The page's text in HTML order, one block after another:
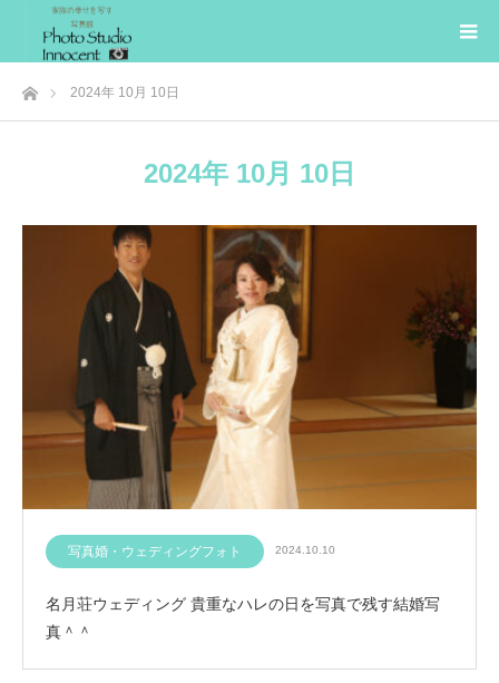
ホーム2024年 10月 10日
2024年 10月 10日
写真婚・ウェディングフォト 2024.10.10
名月荘ウェディング 貴重なハレの日を写真で残す結婚写
真＾＾